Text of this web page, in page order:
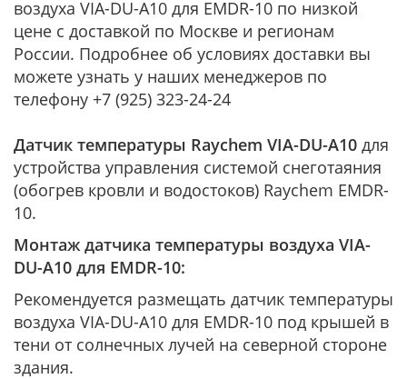
воздуха VIA-DU-A10 для EMDR-10 по низкой
цене с доставкой по Москве и регионам
России. Подробнее об условиях доставки вы
можете узнать у наших менеджеров по
телефону +7 (925) 323-24-24
Датчик температуры Raychem VIA-DU-A10 для
устройства управления системой снеготаяния
(обогрев кровли и водостоков) Raychem EMDR-
10.
Монтаж датчика температуры воздуха VIA-
DU-A10 для EMDR-10:
Рекомендуется размещать датчик температуры
воздуха VIA-DU-A10 для EMDR-10 под крышей в
тени от солнечных лучей на северной стороне
здания.